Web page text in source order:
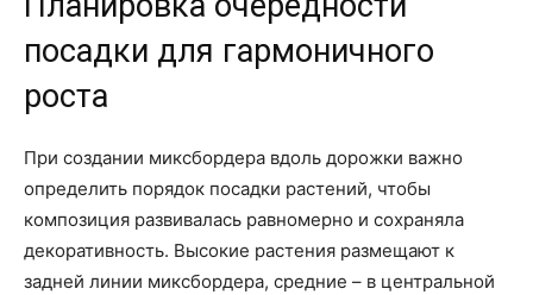
посадки для гармоничного
роста
При создании миксбордера вдоль дорожки важно
определить порядок посадки растений, чтобы
композиция развивалась равномерно и сохраняла
декоративность. Высокие растения размещают к
задней линии миксбордера, средние – в центральной